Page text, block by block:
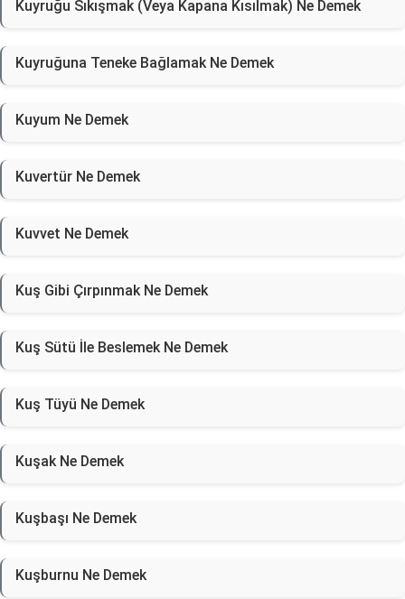
Kuyruğu Sıkışmak (Veya Kapana Kısılmak) Ne Demek
Kuyruğuna Teneke Bağlamak Ne Demek
Kuyum Ne Demek
Kuvertür Ne Demek
Kuvvet Ne Demek
Kuş Gibi Çırpınmak Ne Demek
Kuş Sütü İle Beslemek Ne Demek
Kuş Tüyü Ne Demek
Kuşak Ne Demek
Kuşbaşı Ne Demek
Kuşburnu Ne Demek